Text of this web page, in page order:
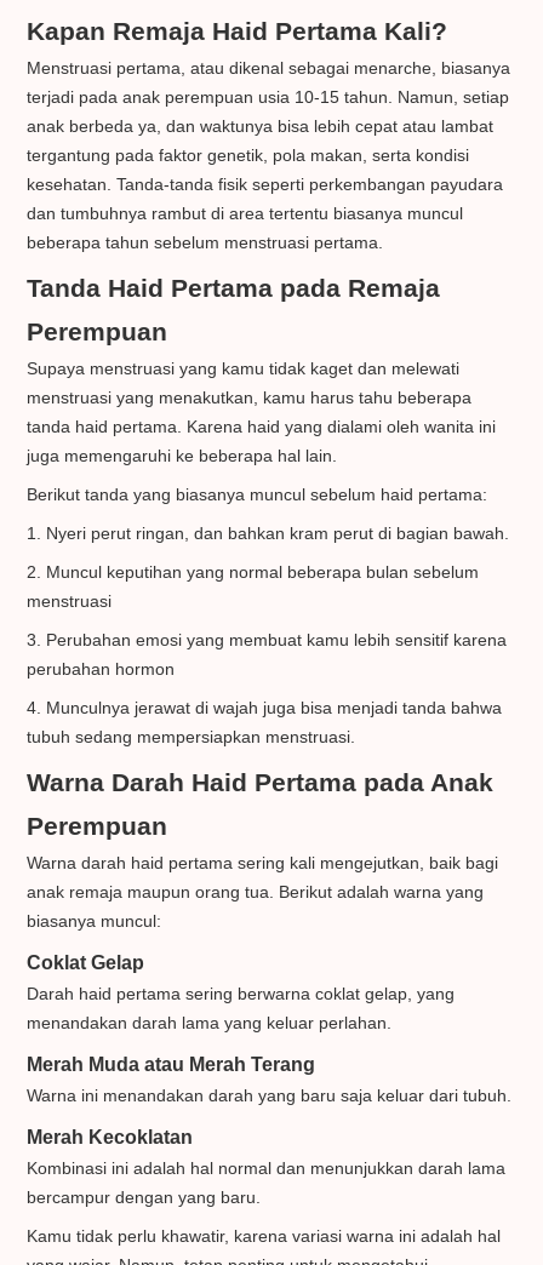
Kapan Remaja Haid Pertama Kali?
Menstruasi pertama, atau dikenal sebagai menarche, biasanya
terjadi pada anak perempuan usia 10-15 tahun. Namun, setiap
anak berbeda ya, dan waktunya bisa lebih cepat atau lambat
tergantung pada faktor genetik, pola makan, serta kondisi
kesehatan. Tanda-tanda fisik seperti perkembangan payudara
dan tumbuhnya rambut di area tertentu biasanya muncul
beberapa tahun sebelum menstruasi pertama.
Tanda Haid Pertama pada Remaja
Perempuan
Supaya menstruasi yang kamu tidak kaget dan melewati
menstruasi yang menakutkan, kamu harus tahu beberapa
tanda haid pertama. Karena haid yang dialami oleh wanita ini
juga memengaruhi ke beberapa hal lain.
Berikut tanda yang biasanya muncul sebelum haid pertama:
1. Nyeri perut ringan, dan bahkan kram perut di bagian bawah.
2. Muncul keputihan yang normal beberapa bulan sebelum
menstruasi
3. Perubahan emosi yang membuat kamu lebih sensitif karena
perubahan hormon
4. Munculnya jerawat di wajah juga bisa menjadi tanda bahwa
tubuh sedang mempersiapkan menstruasi.
Warna Darah Haid Pertama pada Anak
Perempuan
Warna darah haid pertama sering kali mengejutkan, baik bagi
anak remaja maupun orang tua. Berikut adalah warna yang
biasanya muncul:
Coklat Gelap
Darah haid pertama sering berwarna coklat gelap, yang
menandakan darah lama yang keluar perlahan.
Merah Muda atau Merah Terang
Warna ini menandakan darah yang baru saja keluar dari tubuh.
Merah Kecoklatan
Kombinasi ini adalah hal normal dan menunjukkan darah lama
bercampur dengan yang baru.
Kamu tidak perlu khawatir, karena variasi warna ini adalah hal